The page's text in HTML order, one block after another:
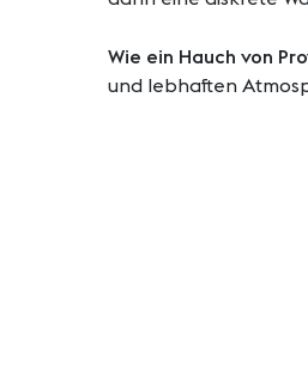
Wie ein Hauch von
und lebhaften